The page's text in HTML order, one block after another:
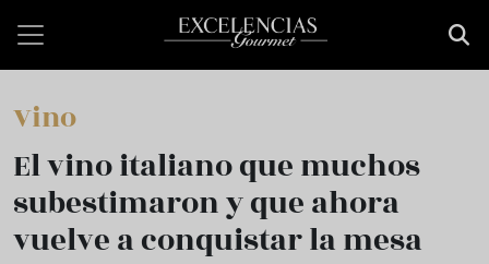
Vino
El vino italiano que muchos
subestimaron y que ahora
vuelve a conquistar la mesa